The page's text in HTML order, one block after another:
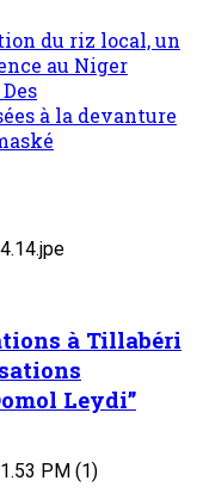
du riz local, un
au Niger
à la devanture
à Tillabéri
Leydi’’